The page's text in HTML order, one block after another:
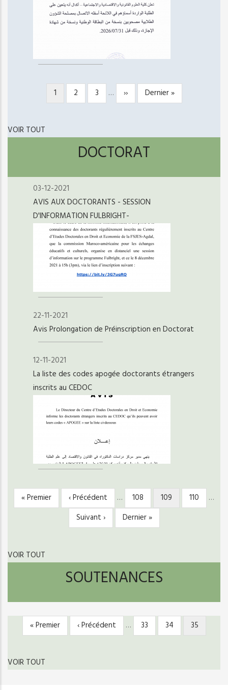
PAGINATIONPage
courante
1 Page
2 Page
3 …
Page
suivante
››
Dernière
page
Dernier »
VOIR TOUT
DOCTORAT
03-12-2021
AVIS AUX DOCTORANTS - SESSION
D'INFORMATION FULBRIGHT-
22-11-2021
Avis Prolongation de Préinscription en Doctorat
12-11-2021
La liste des codes apogée doctorants étrangers
inscrits au CEDOC
PAGINATION
Première
page
« Premier
Page
précédente
‹ Précédent … Page
108
Page
courante
109 Page
110
…
Page
suivante
Suivant ›
Dernière
page
Dernier »
VOIR TOUT
SOUTENANCES
PAGINATION
Première
page
« Premier
Page
précédente
‹ Précédent … Page
33 Page
34
Page
35
VOIR TOUT